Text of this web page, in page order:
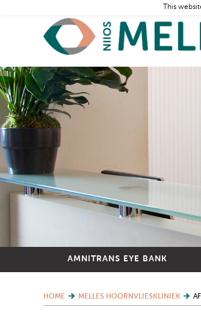
AMNITRANS EYE BANK
HOME MELLES HOORNVLIESKLINIEK
This